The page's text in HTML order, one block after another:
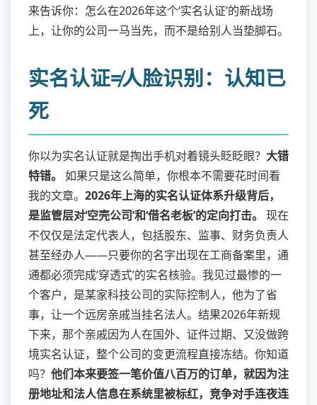
来告诉你：怎么在2026年这个‘实名认证’的新战场
上，让你的公司一马当先，而不是给别人当垫脚石。
实名认证≠人脸识别：认知已
死
你以为实名认证就是掏出手机对着镜头眨眨眼？ 大错
特错。 如果只是这么简单，你根本不需要花时间看
我的文章。 2026年上海的实名认证体系升级背后，
是监管层对‘空壳公司’和‘借名老板’的定向打击。 现在
不仅仅是法定代表人，包括股东、监事、财务负责人
甚至经办人——只要你的名字出现在工商备案里，通
通都必须完成‘穿透式’的实名核验。我见过最惨的一
个客户，是某家科技公司的实际控制人，他为了省
事，让一个远房亲戚当挂名法人。结果2026年新规
下来，那个亲戚因为人在国外、证件过期、又没做跨
境实名认证，整个公司的变更流程直接冻结。你知道
吗？ 他们本来要签一笔价值八百万的订单，就因为注
册地址和法人信息在系统里被标红，竞争对手连夜连